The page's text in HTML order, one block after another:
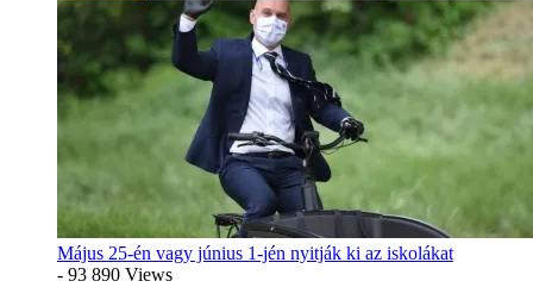
Május 25-én vagy június 1-jén nyitják ki az iskolákat
- 93 890 Views